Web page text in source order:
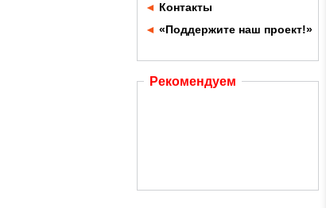
◄ Контакты
◄ «Поддержите наш проект!»
Рекомендуем